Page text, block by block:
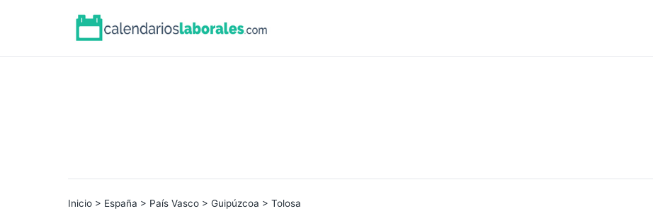
Inicio > España > País Vasco > Guipúzcoa > Tolosa